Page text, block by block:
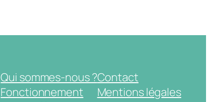
Qui sommes-nous ?
Fonctionnement
Contact
Mentions légales